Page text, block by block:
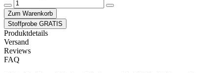
Zum Warenkorb
Stoffprobe GRATIS
Produktdetails
Versand
Reviews
FAQ